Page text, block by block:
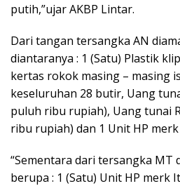
putih,”ujar AKBP Lintar.
Dari tangan tersangka AN
diantaranya : 1 (Satu) Plastik
kertas rokok masing – masing
keseluruhan 28 butir, Uang
puluh ribu rupiah), Uang tunai
ribu rupiah) dan 1 Unit HP
“Sementara dari tersangka MT
berupa : 1 (Satu) Unit HP merk